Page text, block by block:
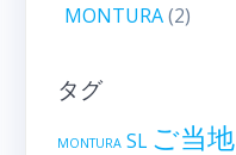
MONTURA(2)
タグ
MONTURA SL ご当地